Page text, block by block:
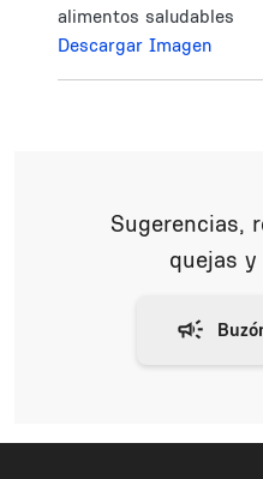
alimentos saludables
Descargar Imagen
Sugerencias,
quejas